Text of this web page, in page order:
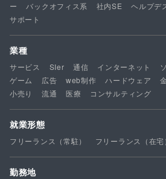
ー
バックオフィス系 社内SE ヘルプデ
サポート
業種
サービス SIer 通信 インターネット
ゲーム
広告 web制作 ハードウェア
小売り
流通 医療 コンサルティング
就業形態
フリーランス（常駐） フリーランス（在宅
勤務地